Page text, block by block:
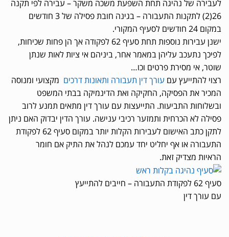
לעבירה של נהיגה תחת השפעת משכה משקר – עבירה לפי תקנה
26(2) לתקנות התעבורה – בגינה חובת פסילה של 3 חודשים
במקום 24 חודשים לסעיף המקורי.
ישנן עבירות נוספות תחת סעיף 62 לפקודה אך הן פחות שכיחות,
לפיכך נתעכב עליהן במאמר אחר, ביניהם אי ציות לאות שנתן
שוטר, אי מסירת פרטים וכו…
רצוי להתייעץ עם עורך דין תעבורה ותאונות דרכים מקצועי ומנוסה
המכיר את הפסיקה, החקיקה ואת הדינמיקה בבתי המשפט
ובשלוחות התביעות. התייעצות עם עורך דין מתאים תמנע לרוב
פסילה לא הכרחית ותמזער רכיבי ענישה. עורך הדין יבדוק האם ניתן
לתקן כתב האישום לעבירות הקלות יותר במקום סעיף 62 לפקודת
התעבורה או אף יחליט יחד עמכם לנהל את התיק אם חומר
הראיות מצדיק זאת.
סעיף 62 לפקודת התעבורה – חייבים להתייעץ
עם עורך דין